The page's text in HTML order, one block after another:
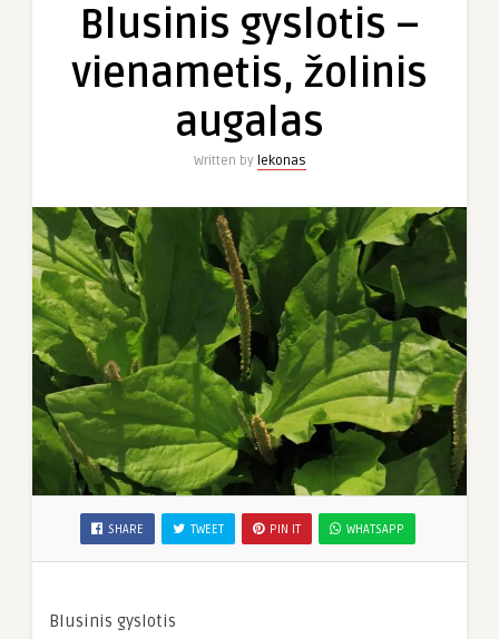
žolinis
Blusinis gyslotis –
vienametis, žolinis
augalas
Written by lekonas
SHARE TWEET PIN IT WHATSAPP
Blusinis gyslotis